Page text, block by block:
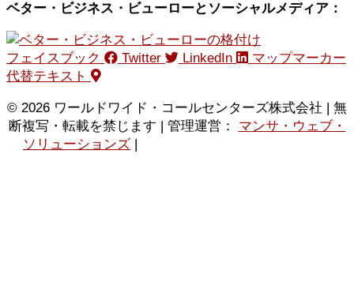
ベター・ビジネス・ビューローとソーシャルメディア：
フェイスブック Twitter LinkedIn
マップマーカー
代替テキスト
© 2026 ワールドワイド・コールセンターズ株式会社 | 無
断複写・転載を禁じます | 管理運営： マンサ・ウェブ・
ソリューションズ